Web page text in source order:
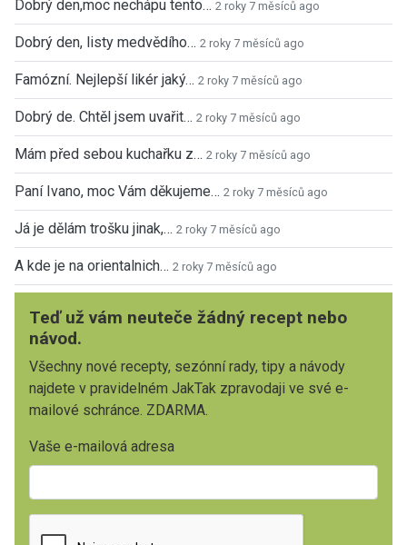
Dobrý den,moc nechápu tento… 2 roky 7 měsíců ago
Dobrý den, listy medvědího… 2 roky 7 měsíců ago
Famózní. Nejlepší likér jaký… 2 roky 7 měsíců ago
Dobrý de. Chtěl jsem uvařit… 2 roky 7 měsíců ago
Mám před sebou kuchařku z… 2 roky 7 měsíců ago
Paní Ivano, moc Vám děkujeme… 2 roky 7 měsíců ago
Já je dělám trošku jinak,… 2 roky 7 měsíců ago
A kde je na orientalnich… 2 roky 7 měsíců ago
Teď už vám neuteče žádný recept nebo
návod.
Všechny nové recepty, sezónní rady, tipy a návody
najdete v pravidelném JakTak zpravodaji ve své e-
mailové schránce. ZDARMA.
Vaše e-mailová adresa